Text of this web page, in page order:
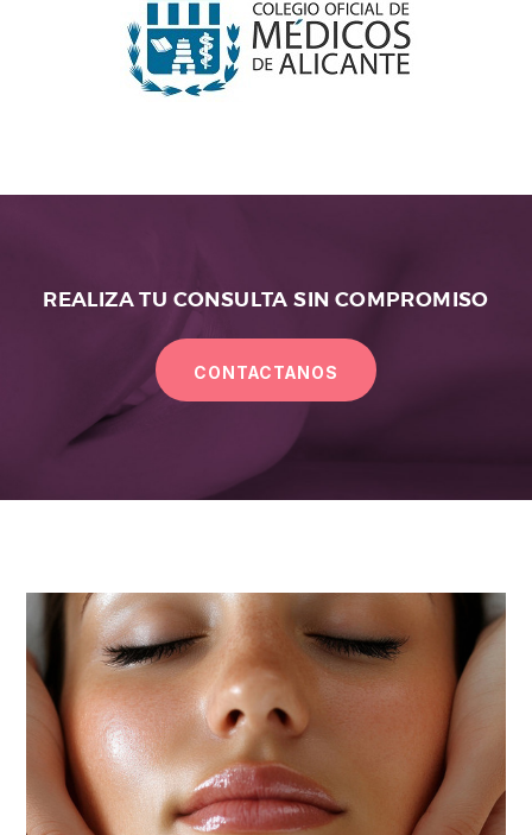
REALIZA TU CONSULTA SIN COMPROMISO
CONTACTANOS